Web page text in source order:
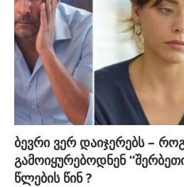
ბევრი ვერ დაიჯერებს –
გამოიყურებოდნენ
წლების წინ ?